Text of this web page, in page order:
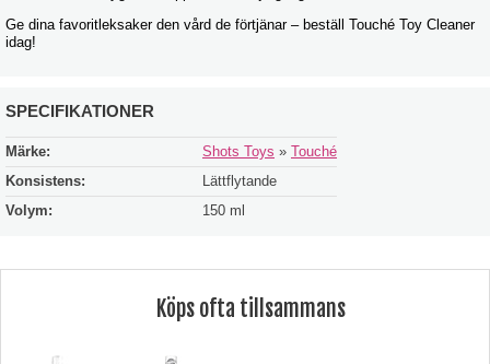
Ge dina favoritleksaker den vård de förtjänar – beställ Touché Toy Cleaner
idag!
SPECIFIKATIONER
Märke: Shots Toys » Touché
Konsistens:
Lättflytande
Volym:
150 ml
Köps ofta tillsammans